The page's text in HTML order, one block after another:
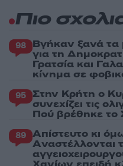
Πιο
98 Βγήκαν ξανά τα
για τη
Γρατσία και
κίνημα σε
95 Στην Κρήτη ο
συνεχίζει τις
Πού βρέθηκε το
89 Απίστευτο κι
Aναστέλλονται